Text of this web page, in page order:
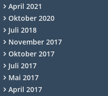
April 2021
Oktober 2020
Juli 2018
November 2017
Oktober 2017
Juli 2017
Mai 2017
April 2017